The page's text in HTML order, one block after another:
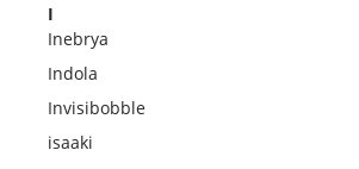
I
Inebrya
Indola
Invisibobble
isaaki